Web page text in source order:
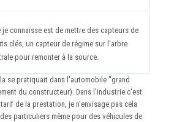
je connaisse est de mettre des capteurs de
clés, un capteur de régime sur l'arbre
pour remonter à la source.
se pratiquait dans l'automobile "grand
du constructeur). Dans l'industrie c'est
de la prestation, je n'envisage pas cela
particuliers même pour des véhicules de